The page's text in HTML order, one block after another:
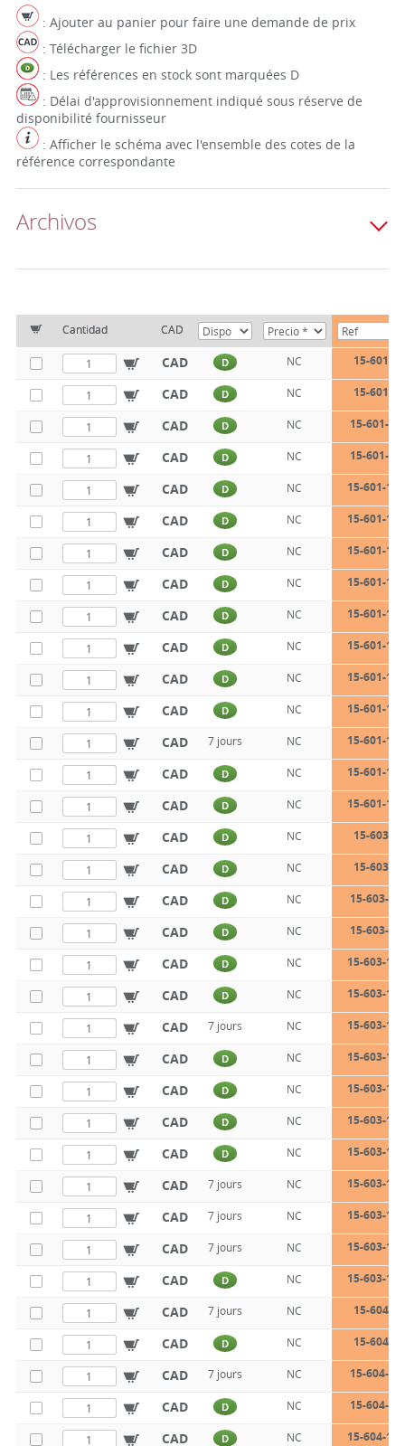
: Ajouter au panier pour faire une demande de prix
: Télécharger le fichier 3D
: Les références en stock sont marquées D
: Délai d'approvisionnement indiqué sous réserve de
disponibilité fournisseur
: Afficher le schéma avec l'ensemble des cotes de la
référence correspondante
Archivos
Cantidad CAD
CAD D NC 15-601-
CAD D NC 15-601-
CAD D NC 15-601-8-
CAD D NC 15-601-
CAD D NC 15-601-
CAD D NC 15-601-
CAD D NC 15-601-
CAD D NC 15-601-
CAD D NC 15-601-
CAD D NC 15-601-
CAD D NC 15-601-
CAD D NC 15-601-
CAD 7 jours NC 15-601-
CAD D NC 15-601-
CAD D NC 15-601-
CAD D NC 15-603-
CAD D NC 15-603-
CAD D NC 15-603-8-
CAD D NC 15-603-
CAD D NC 15-603-
CAD D NC 15-603-
CAD 7 jours NC 15-603-
CAD D NC 15-603-
CAD D NC 15-603-
CAD D NC 15-603-
CAD D NC 15-603-
CAD 7 jours NC 15-603-
CAD 7 jours NC 15-603-
CAD 7 jours NC 15-603-
CAD D NC 15-603-
CAD 7 jours NC 15-604-
CAD D NC 15-604-
CAD 7 jours NC 15-604-8-
CAD D NC 15-604-
CAD D NC 15-604-